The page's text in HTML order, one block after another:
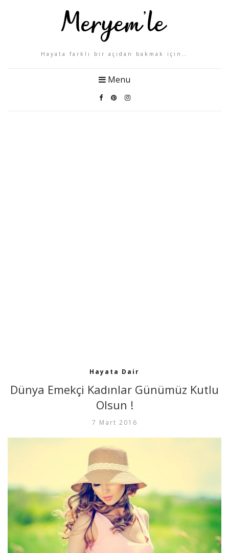
Hayata farklı bir açıdan bakmak için…
Menu
Hayata Dair
Dünya Emekçi Kadınlar Günümüz Kutlu
Olsun !
7 Mart 2016